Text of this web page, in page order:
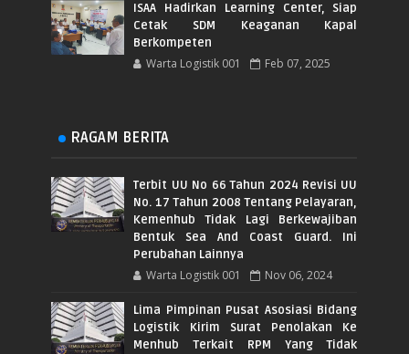
ISAA Hadirkan Learning Center, Siap
Cetak SDM Keaganan Kapal
Berkompeten
Warta Logistik 001 Feb 07, 2025
RAGAM BERITA
Terbit UU No 66 Tahun 2024 Revisi UU
No. 17 Tahun 2008 Tentang Pelayaran,
Kemenhub Tidak Lagi Berkewajiban
Bentuk Sea And Coast Guard. Ini
Perubahan Lainnya
Warta Logistik 001 Nov 06, 2024
Lima Pimpinan Pusat Asosiasi Bidang
Logistik Kirim Surat Penolakan Ke
Menhub Terkait RPM Yang Tidak